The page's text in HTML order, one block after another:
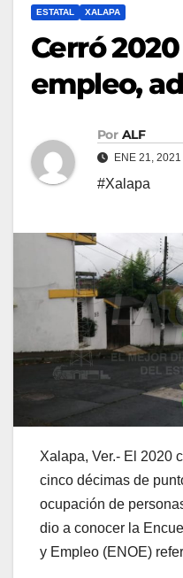
ESTATAL XALAPA
Cerró
empleo,
Por ALF
ENE 21, 2021
#Xalapa
Xalapa, Ver.- El 2020
cinco décimas de
ocupación de
dio a conocer la
y Empleo (ENOE)